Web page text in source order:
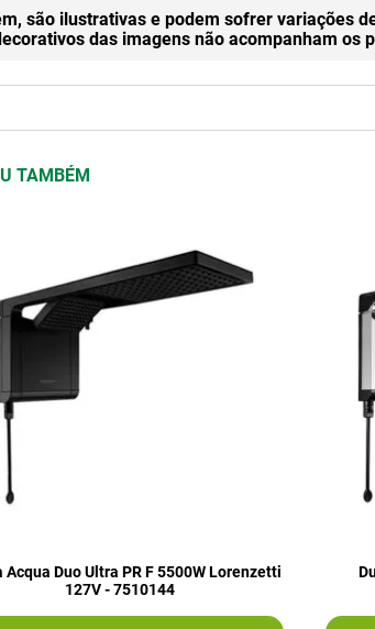
são ilustrativas e podem sofrer variações
das imagens não acompanham os
TAMBÉM
Acqua Duo Ultra PR F 5500W Lorenzetti
127V - 7510144